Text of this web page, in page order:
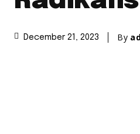
December 21, 2023 By